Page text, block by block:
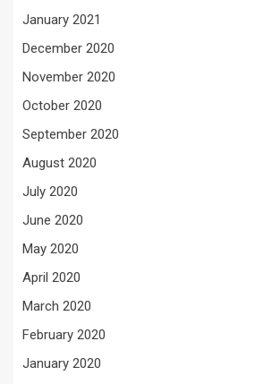
January 2021
December 2020
November 2020
October 2020
September 2020
August 2020
July 2020
June 2020
May 2020
April 2020
March 2020
February 2020
January 2020